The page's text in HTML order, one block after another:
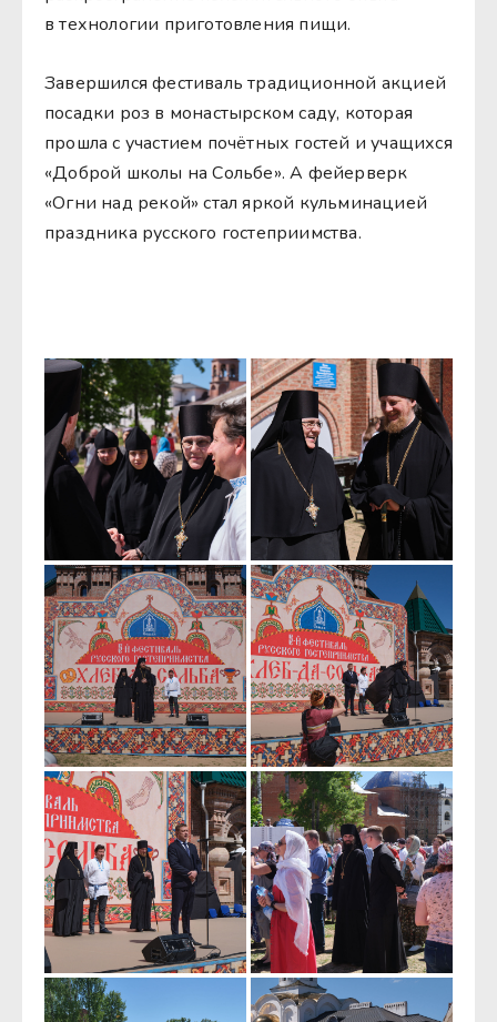
в технологии приготовления пищи.
Завершился фестиваль традиционной акцией
посадки роз в монастырском саду, которая
прошла с участием почётных гостей и учащихся
«Доброй школы на Сольбе». А фейерверк
«Огни над рекой» стал яркой кульминацией
праздника русского гостеприимства.